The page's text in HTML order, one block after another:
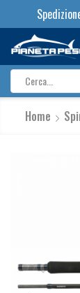
Home